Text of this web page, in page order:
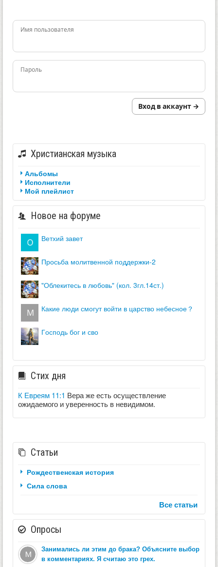
Имя пользователя
Пароль
Вход в аккаунт →
Христианская музыка
Альбомы
Исполнители
Мой плейлист
Новое на форуме
ветхий завет
просьба молитвенной поддержки-2
"облекитесь в любовь" (кол. 3гл.14ст.)
какие люди смогут войти в царство небесное？
господь бог и сво
Стих дня
К Евреям 11:1 Вера же есть осуществление
ожидаемого и уверенность в невидимом.
Статьи
Рождественская история
Сила слова
Все статьи
Опросы
Занимались ли этим до брака? Объясните выбор
в комментариях. Я считаю это грех.